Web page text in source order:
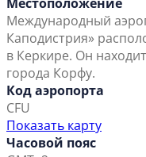
Местоположение
Международный
Каподистрия»
в Керкире. Он
города Корфу.
Код аэропорта
CFU
Показать карту
Часовой пояс